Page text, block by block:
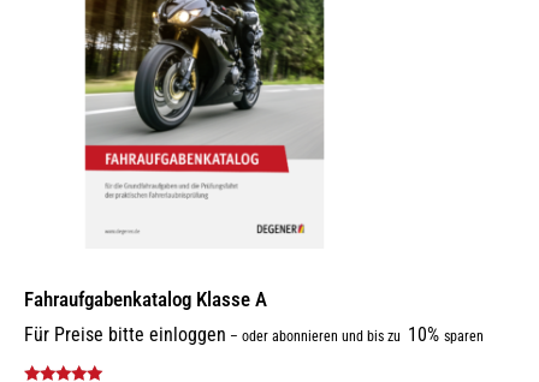
Fahraufgabenkatalog Klasse A
Für Preise bitte einloggen – oder abonnieren und bis zu 10% sparen